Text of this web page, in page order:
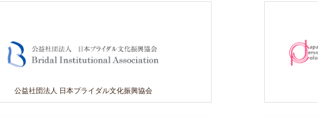
公益社団法人 日本ブライダル文化振興協会